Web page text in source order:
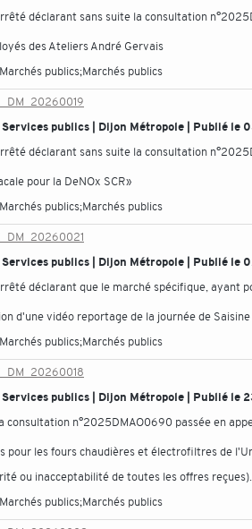
déclarant sans suite la consultation
des Ateliers André Gervais
Marchés publics;Marchés publics
publics | Dijon Métropole | Publié
déclarant sans suite la consultation
pour la DeNOx SCR»
Marchés publics;Marchés publics
publics | Dijon Métropole | Publié
déclarant que le marché spécifique, ayant
d'une vidéo reportage de la journée de
Marchés publics;Marchés publics
publics | Dijon Métropole | Publié le
consultation n°2025DMAO0690 passée en
pour les fours chaudières et électrofiltres de
ou inacceptabilité de toutes les offres reçues).
Marchés publics;Marchés publics